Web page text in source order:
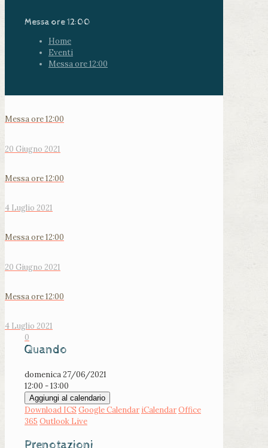
Messa ore 12:00
Home
Eventi
Messa ore 12:00
Messa ore 12:00
20 Giugno 2021
Messa ore 12:00
4 Luglio 2021
Messa ore 12:00
20 Giugno 2021
Messa ore 12:00
4 Luglio 2021
0
Quando
domenica 27/06/2021
12:00 - 13:00
Aggiungi al calendario
Download ICS Google Calendar iCalendarOffice
365 Outlook Live